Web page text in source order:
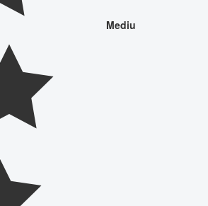
Mediu